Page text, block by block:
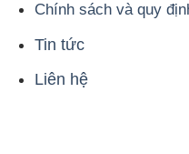
Chính sách và quy
Tin tức
Liên hệ